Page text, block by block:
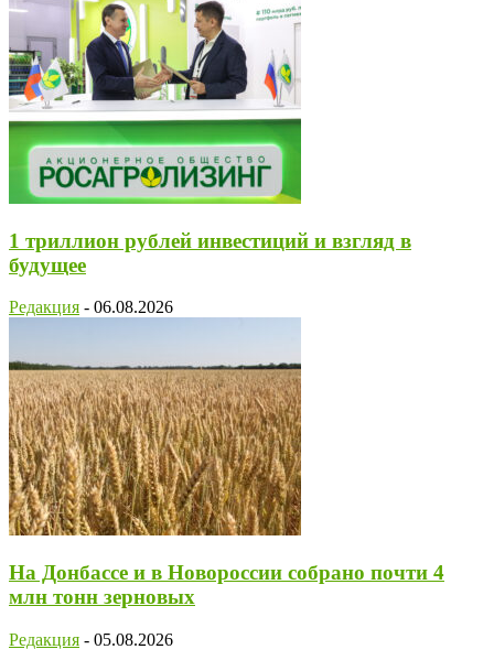
1 триллион рублей инвестиций и взгляд в
будущее
Редакция - 06.08.2026
На Донбассе и в Новороссии собрано почти 4
млн тонн зерновых
Редакция - 05.08.2026